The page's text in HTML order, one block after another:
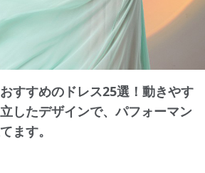
すすめのドレス25選！動きやす
したデザインで、パフォーマン
ます。